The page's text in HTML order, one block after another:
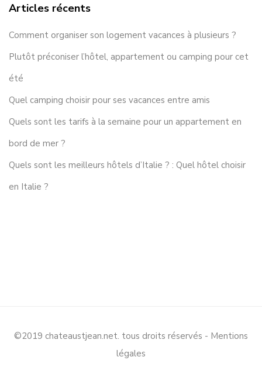
Articles récents
Comment organiser son logement vacances à plusieurs ?
Plutôt préconiser l’hôtel, appartement ou camping pour cet
été
Quel camping choisir pour ses vacances entre amis
Quels sont les tarifs à la semaine pour un appartement en
bord de mer ?
Quels sont les meilleurs hôtels d’Italie ? : Quel hôtel choisir
en Italie ?
©2019 chateaustjean.net. tous droits réservés - Mentions
légales